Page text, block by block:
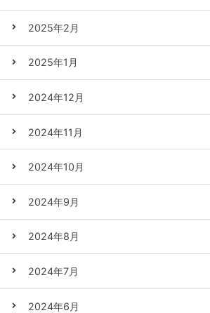
2025年2月
2025年1月
2024年12月
2024年11月
2024年10月
2024年9月
2024年8月
2024年7月
2024年6月